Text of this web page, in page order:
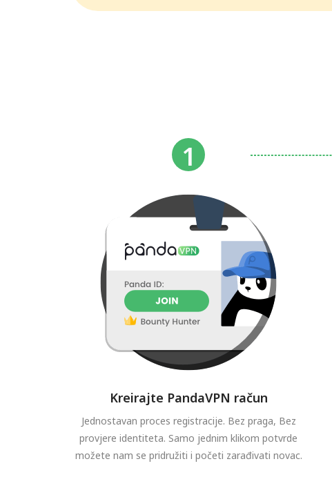
Kreirajte PandaVPN račun
Jednostavan proces registracije. Bez praga, Bez
provjere identiteta. Samo jednim klikom potvrde
možete nam se pridružiti i početi zarađivati novac.